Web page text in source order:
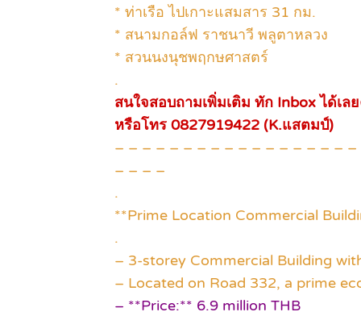
* ท่าเรือ ไปเกาะแสมสาร 31 กม.
* สนามกอล์ฟ ราชนาวี พลูตาหลวง
* สวนนงนุชพฤกษศาสตร์
.
สนใจสอบถามเพิ่มเติม ทัก Inbox ได้เล
หรือโทร 0827919422 (K.แสตมป์)
– – – – – – – – – – – – – – – – –
– – – –
.
**Prime Location Commercial
.
– 3-storey Commercial Building
– Located on Road 332, a prime
– **Price:** 6.9 million THB